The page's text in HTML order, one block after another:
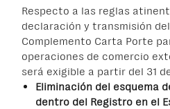
Respecto a las reglas
declaración y transmisión
Complemento Carta Porte
operaciones de comercio
será exigible a partir del 31
Eliminación del esquema
dentro del Registro en el